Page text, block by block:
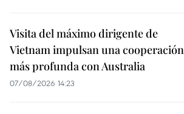
Visita del máximo dirigente de
Vietnam impulsan una cooperación
más profunda con Australia
07/08/2026 14:23